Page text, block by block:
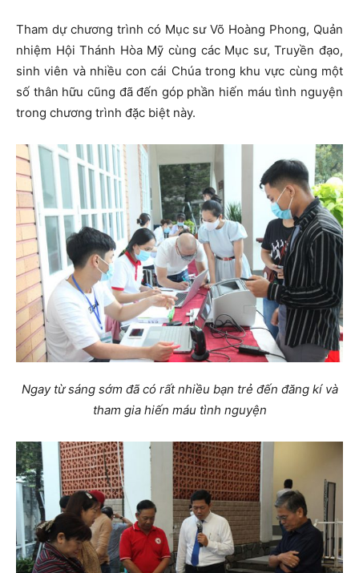
Tham dự chương trình có Mục sư Võ Hoàng Phong, Quản
nhiệm Hội Thánh Hòa Mỹ cùng các Mục sư, Truyền đạo,
sinh viên và nhiều con cái Chúa trong khu vực cùng một
số thân hữu cũng đã đến góp phần hiến máu tình nguyện
trong chương trình đặc biệt này.
Ngay từ sáng sớm đã có rất nhiều bạn trẻ đến đăng kí và
tham gia hiến máu tình nguyện